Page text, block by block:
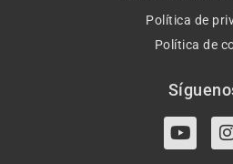
Política de
Política de
Y
o
I